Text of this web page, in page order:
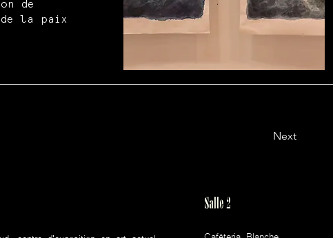
de
la paix
Next
Salle 2